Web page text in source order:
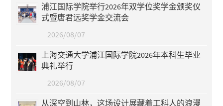
浦江国际学院举行2026年双学位奖学金颁奖仪
式暨唐君远奖学金交流会
2026/08/07
上海交通大学浦江国际学院2026年本科生毕业
典礼举行
2026/08/07
从深空到山林，这场设计展藏着工科人的浪漫